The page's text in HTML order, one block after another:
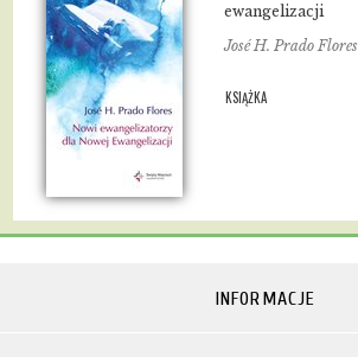
ewangelizacji
José H. Prado Flores
KSIĄŻKA
INFORMACJE